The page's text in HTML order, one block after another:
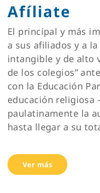
Afíliate
El principal y más
a sus afiliados y a
intangible y de alto
de los colegios”
con la Educación
educación religiosa
paulatinamente la
hasta llegar a su
Ver más